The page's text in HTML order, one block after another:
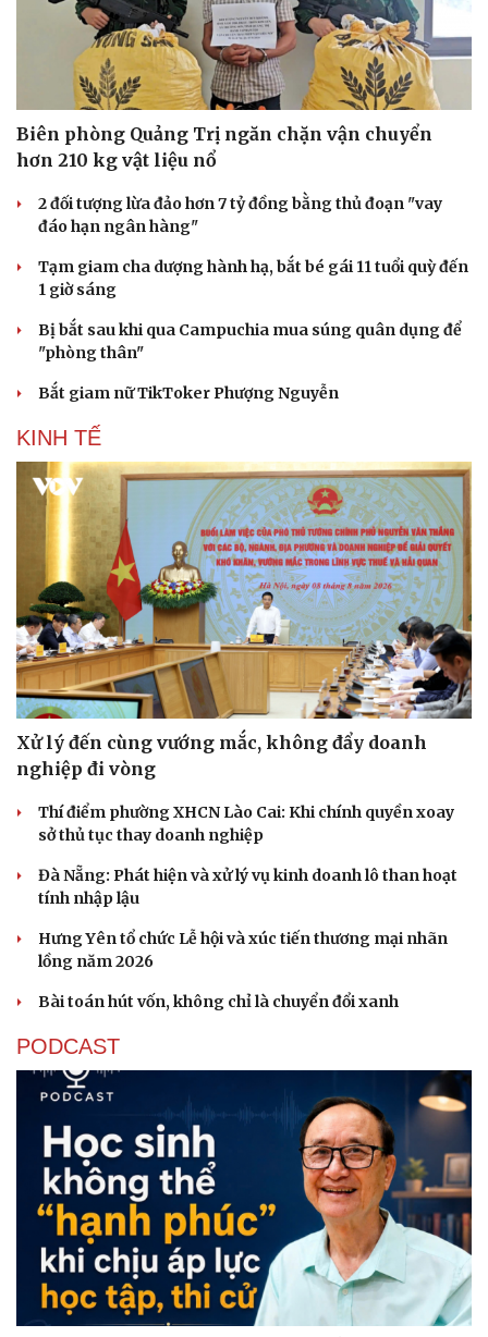
Du lịch
Tư vấn
Săn Tour
check-in
Podcast
Cửa sổ tình yêu
Biên phòng Quảng Trị ngăn chặn vận chuyển
hơn 210 kg vật liệu nổ
2 đối tượng lừa đảo hơn 7 tỷ đồng bằng thủ đoạn "vay
đáo hạn ngân hàng"
Tạm giam cha dượng hành hạ, bắt bé gái 11 tuổi quỳ đến
1 giờ sáng
Bị bắt sau khi qua Campuchia mua súng quân dụng để
"phòng thân"
Bắt giam nữ TikToker Phượng Nguyễn
KINH TẾ
Xử lý đến cùng vướng mắc, không đẩy doanh
nghiệp đi vòng
Thí điểm phường XHCN Lào Cai: Khi chính quyền xoay
sở thủ tục thay doanh nghiệp
Đà Nẵng: Phát hiện và xử lý vụ kinh doanh lô than hoạt
tính nhập lậu
Hưng Yên tổ chức Lễ hội và xúc tiến thương mại nhãn
lồng năm 2026
Bài toán hút vốn, không chỉ là chuyển đổi xanh
PODCAST